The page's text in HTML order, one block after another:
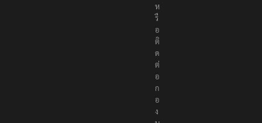
ว
ห
รื
อ
ติ
ด
ต่
อ
ก
อ